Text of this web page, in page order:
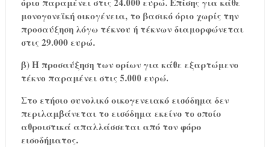
μονογονεϊκή οικογένεια, το βασικό όριο χωρίς την
προσαύξηση λόγω τέκνου ή τέκνων διαμορφώνεται
στις 29.000 ευρώ.
β) Η προσαύξηση των ορίων για κάθε εξαρτώμενο
τέκνο παραμένει στις 5.000 ευρώ.
Στο ετήσιο συνολικό οικογενειακό εισόδημα δεν
περιλαμβάνεται το εισόδημα εκείνο το οποίο
αθροιστικά απαλλάσσεται από τον φόρο
εισοδήματος.